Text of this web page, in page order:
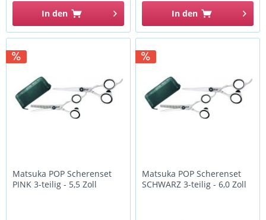
In den In den
Matsuka POP Scherenset
PINK 3-teilig - 5,5 Zoll
Matsuka POP Scherenset
SCHWARZ 3-teilig - 6,0 Zoll